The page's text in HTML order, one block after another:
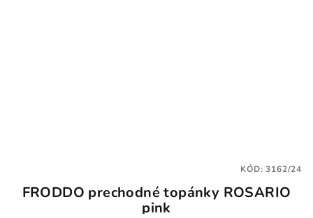
FRODDO prechodné topánky ROSARIO
pink
KÓD:3162/24